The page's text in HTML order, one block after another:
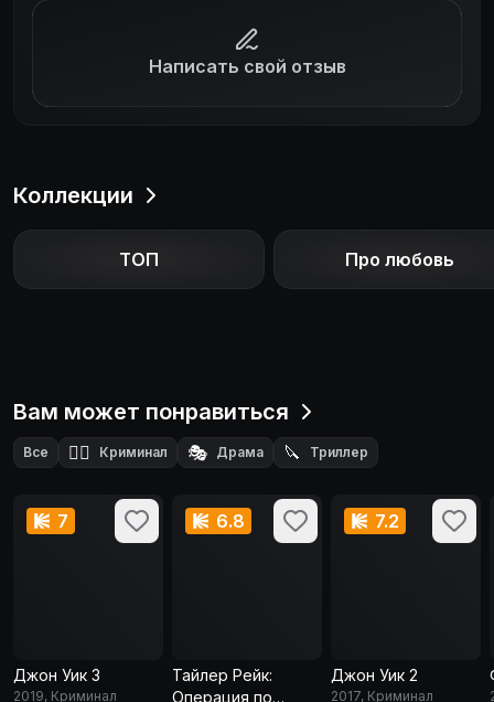
Написать свой отзыв
Коллекции
ТОП Про любовь
Вам может понравиться
Все 🕵️‍♂️ Криминал 🎭 Драма 🔪 Триллер
7
Джон Уик 3
2019, Криминал
6.8
Тайлер Рейк:
Операция по
7.2
Джон Уик 2
2017, Криминал